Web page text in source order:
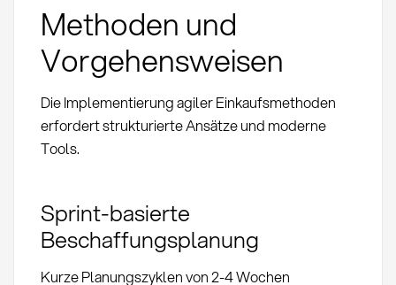
Methoden und
Vorgehensweisen
Die Implementierung agiler Einkaufsmethoden
erfordert strukturierte Ansätze und moderne
Tools.
Sprint-basierte
Beschaffungsplanung
Kurze Planungszyklen von 2-4 Wochen